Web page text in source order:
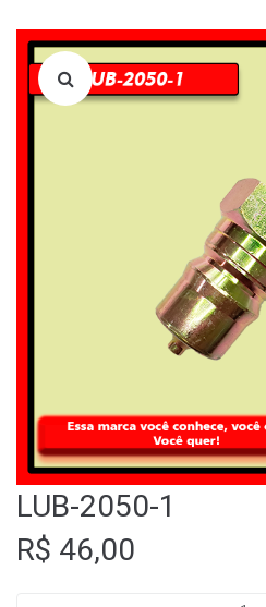
LOJA
LUB-2050-1
R$ 46,00